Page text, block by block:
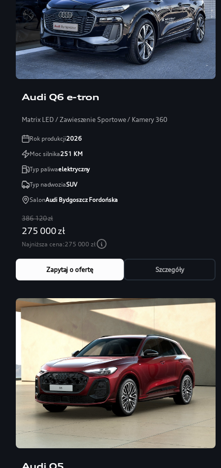
Audi Q6 e-tron
Matrix LED / Zawieszenie Sportowe / Kamery 360
Rok produkcji2026
Moc silnika251 KM
Typ paliwaelektryczny
Typ nadwoziaSUV
SalonAudi Bydgoszcz Fordońska
386 120 zł
275 000 zł
Najniższa cena:275 000 zł
Zapytaj o ofertę Szczegóły